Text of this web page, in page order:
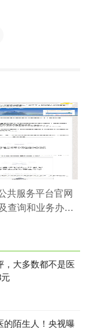
共服务平台官网
查询和业务办理
，大多数都不是医
的陌生人！央视曝